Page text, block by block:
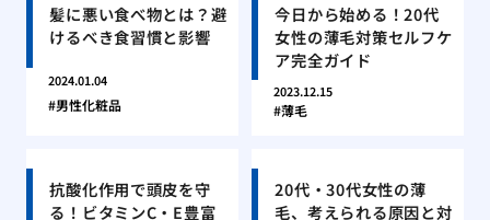
髪に悪い食べ物とは？避
けるべき食習慣と影響
2024.01.04
男性化粧品
今日から始める！20代
女性の薄毛対策セルフケ
ア完全ガイド
2023.12.15
薄毛
抗酸化作用で頭皮を守
る！ビタミンC・E豊富
20代・30代女性の薄
毛、考えられる原因と対